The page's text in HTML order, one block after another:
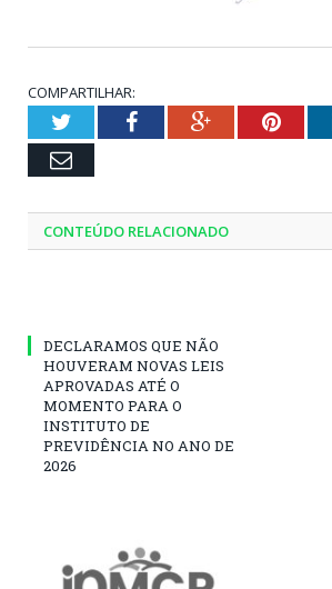
COMPARTILHAR:
TwitterFacebookGoogle+
Email
CONTEÚDO RELACIONADO
DECLARAMOS QUE NÃO
HOUVERAM NOVAS LEIS
APROVADAS ATÉ O
MOMENTO PARA O
INSTITUTO DE
PREVIDÊNCIA NO ANO DE
2026